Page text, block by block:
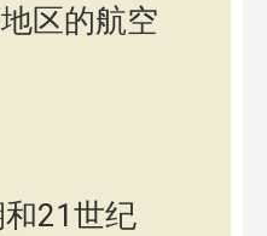
区的航空
21世纪